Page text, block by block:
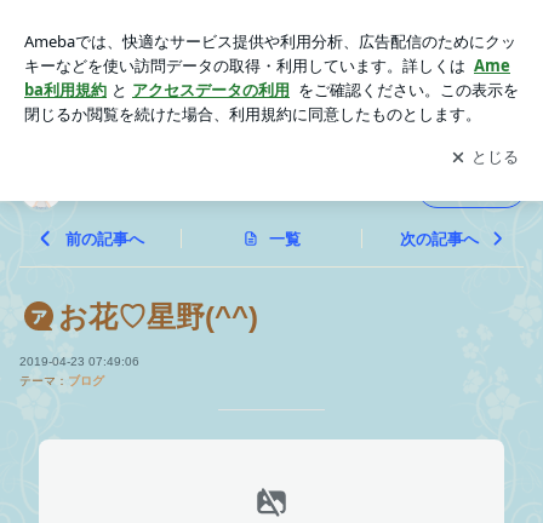
アプリをダウンロードして ブログの更新通知
を受け取りまし
ょう。
開く
前の記事へ 一覧 次の記事へ
お花♡星野(^^)
2019-04-23 07:49:06
テーマ： ブログ